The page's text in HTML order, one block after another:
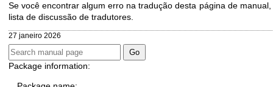
Se você encontrar algum erro na tradução desta página de
lista de discussão de tradutores.
27 janeiro 2026
Package information: